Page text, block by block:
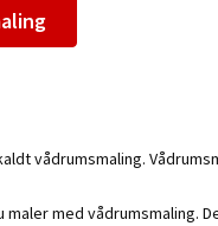
vådrumsmaling.
med